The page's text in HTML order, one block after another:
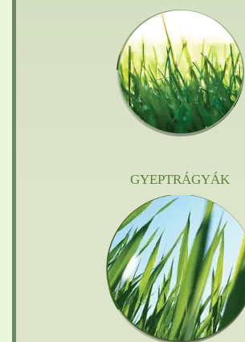
GYEPTRÁGYÁK